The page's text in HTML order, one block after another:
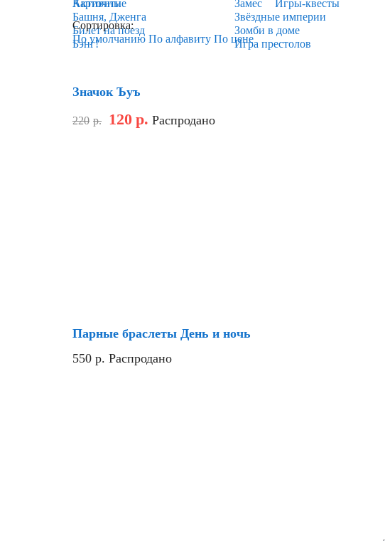
Карточные
Игры-квесты
Активити
Башня, Дженга
Билет на поезд
Бэнг!
Замес
Звёздные империи
Зомби в доме
Игра престолов
Сортировка:
По умолчанию По алфавиту По цене
Значок Ъуъ
220 р. 120 р. Распродано
Парные браслеты День и ночь
550 р. Распродано